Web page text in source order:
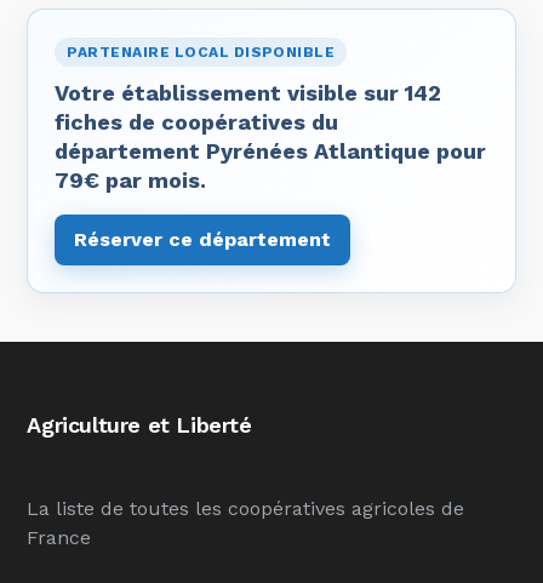
PARTENAIRE LOCAL DISPONIBLE
Votre établissement visible sur 142
fiches de coopératives du
département Pyrénées Atlantique pour
79€ par mois.
Réserver ce département
Agriculture et Liberté
La liste de toutes les coopératives agricoles de
France